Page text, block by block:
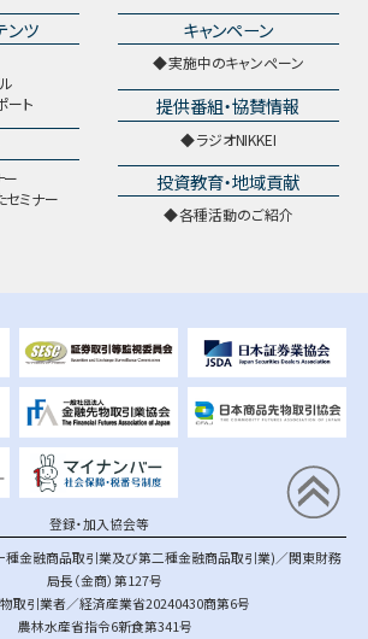
ンツ
ート
ー
ミナー
キャンペーン
実施中のキャンペーン
提供番組・協賛情報
ラジオNIKKEI
投資教育・地域貢献
各種活動のご紹介
登録・加入協会等
金融商品取引業及び第二種金融商品取引業)／関東財務
局長（金商）第127号
取引業者／経済産業省20240430商第6号
農林水産省指令6新食第341号